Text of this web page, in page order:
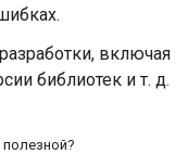
включая
библиотек и т. д.